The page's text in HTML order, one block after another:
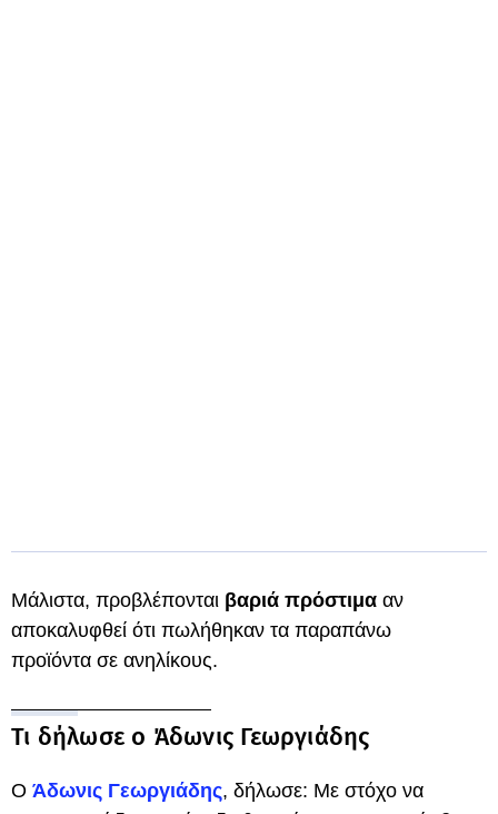
Μάλιστα, προβλέπονται βαριά πρόστιμα αν
αποκαλυφθεί ότι πωλήθηκαν τα παραπάνω
προϊόντα σε ανηλίκους.
Τι δήλωσε ο Άδωνις Γεωργιάδης
Ο Άδωνις Γεωργιάδης, δήλωσε: Με στόχο να